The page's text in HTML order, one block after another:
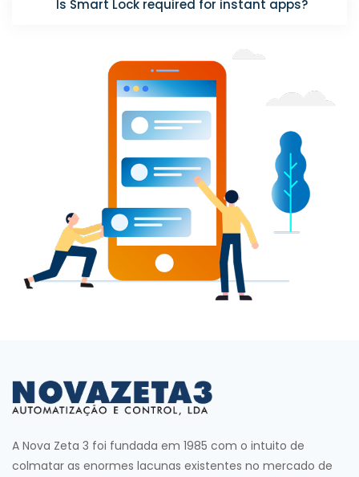
Is Smart Lock required for instant apps?
A Nova Zeta 3 foi fundada em 1985 com o intuito de
colmatar as enormes lacunas existentes no mercado de